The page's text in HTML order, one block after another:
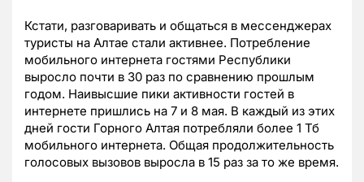
Кстати, разговаривать и общаться в мессенджерах
туристы на Алтае стали активнее. Потребление
мобильного интернета гостями Республики
выросло почти в 30 раз по сравнению прошлым
годом. Наивысшие пики активности гостей в
интернете пришлись на 7 и 8 мая. В каждый из этих
дней гости Горного Алтая потребляли более 1 Тб
мобильного интернета. Общая продолжительность
голосовых вызовов выросла в 15 раз за то же время.